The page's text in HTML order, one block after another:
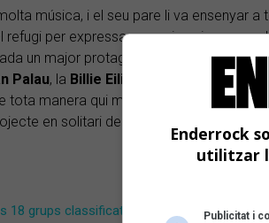
música, i el seu pare li va ensenyar a
refugi per expressar emocions i
un major protagonisme. Les seves
Palau, la Billie Eilish ’Alex
tota manera qui més l’ha marcat són
en solitari de Lluís Arruga (guitarra,
18 grups classificats
Enderrock
utilitzar
Publicitat i